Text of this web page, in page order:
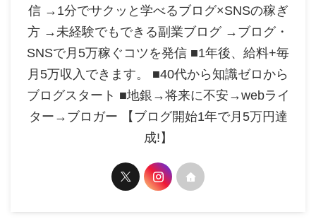
信 →1分でサクッと学べるブログ×SNSの稼ぎ
方 →未経験でもできる副業ブログ →ブログ・
SNSで月5万稼ぐコツを発信 ■1年後、給料+毎
月5万収入できます。 ■40代から知識ゼロから
ブログスタート ■地銀→将来に不安→webライ
ター→ブロガー 【ブログ開始1年で月5万円達
成!】